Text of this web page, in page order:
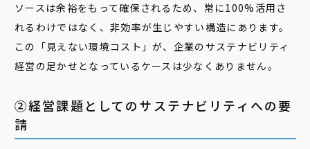
ソースは余裕をもって確保されるため、常に100%活用さ
れるわけではなく、非効率が生じやすい構造にあります。
この「見えない環境コスト」が、企業のサステナビリティ
経営の足かせとなっているケースは少なくありません。
②経営課題としてのサステナビリティへの要
請